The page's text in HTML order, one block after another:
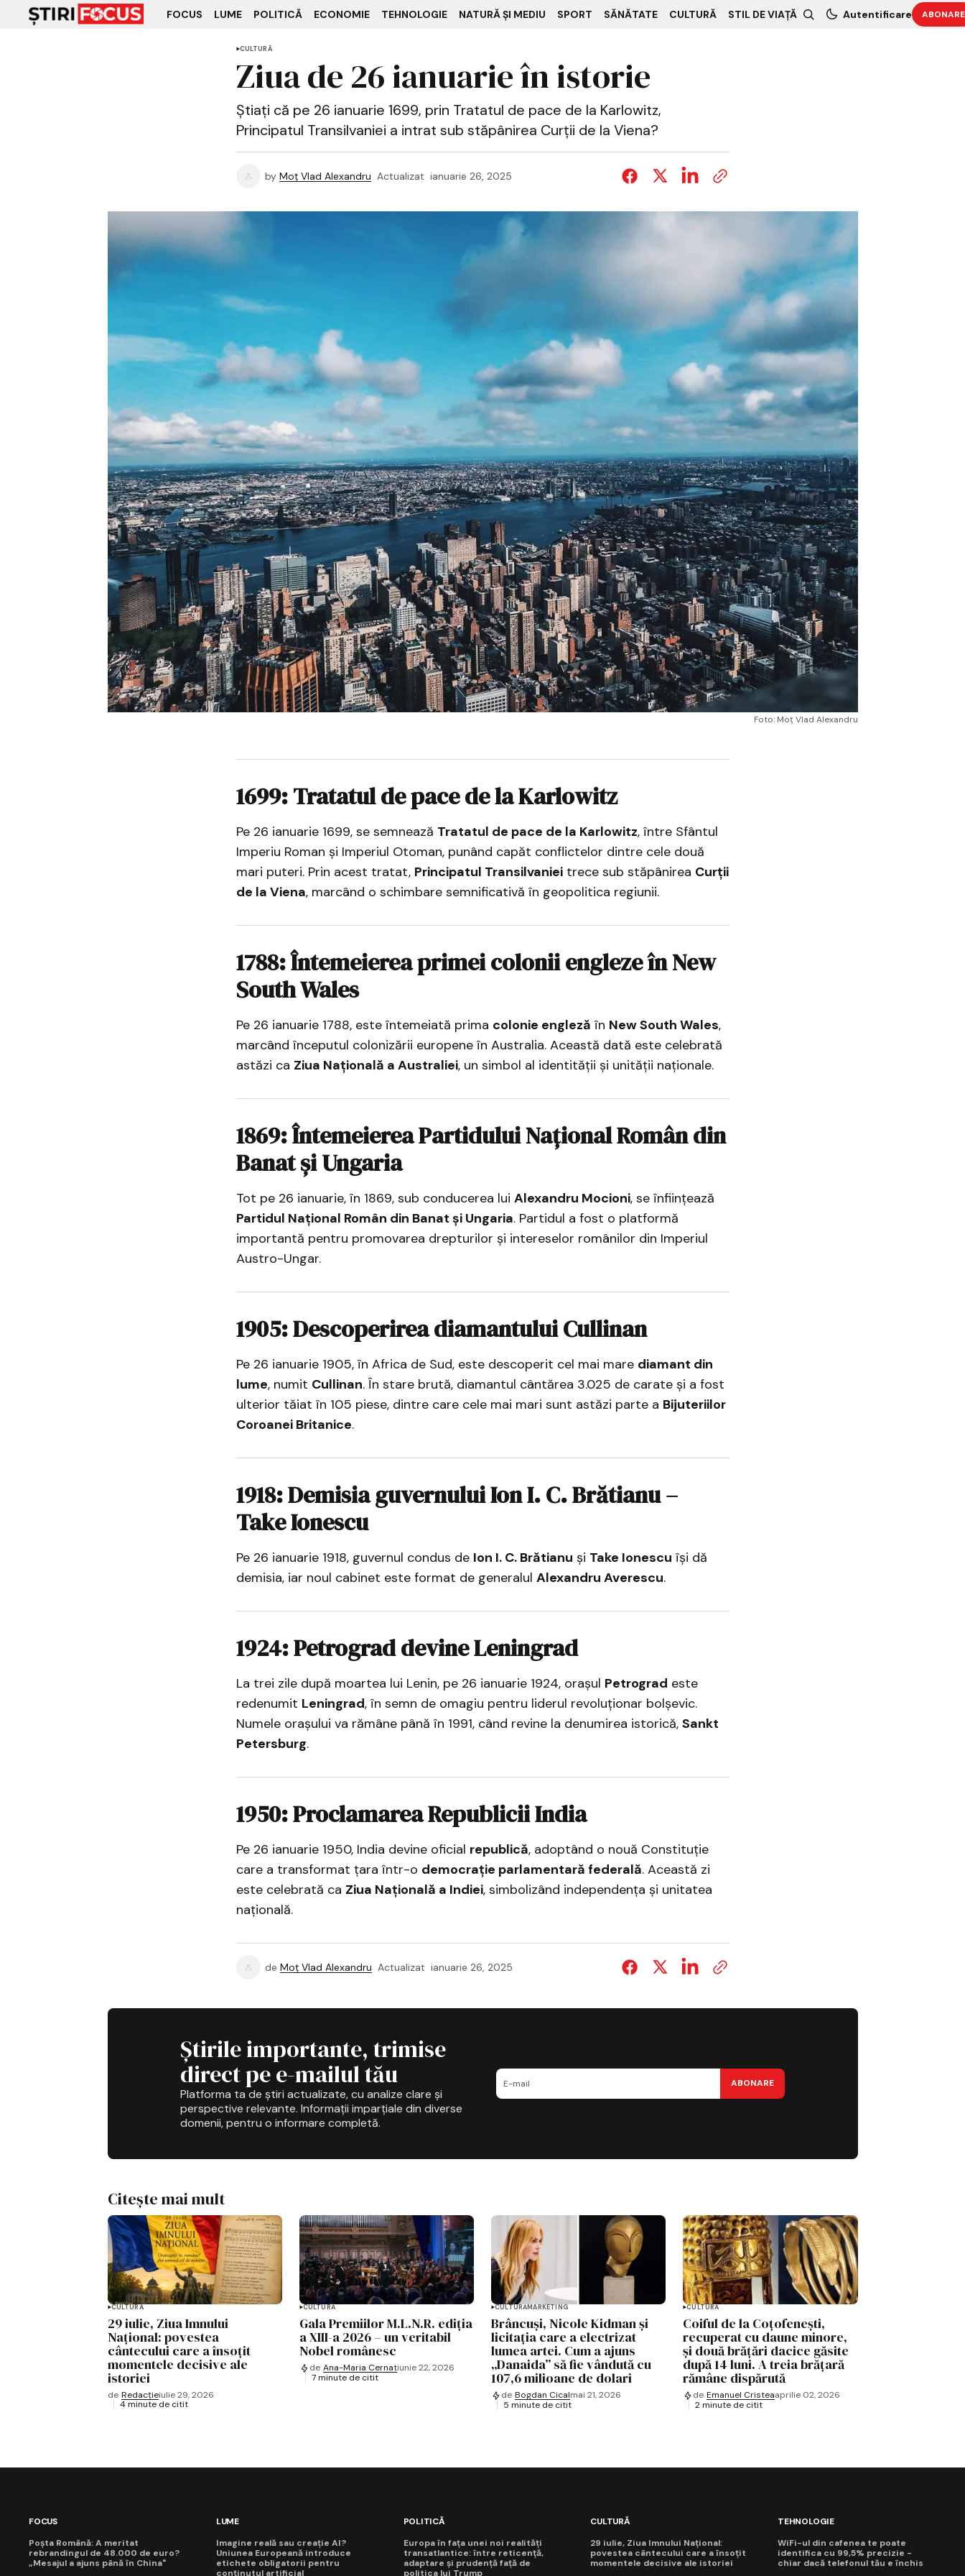
FOCUS LUME POLITICĂ ECONOMIE TEHNOLOGIE NATURĂ ȘI MEDIU SPORT SĂNĂTATE CULTURĂ STIL DE VIAȚĂ Autentificare ABONARE
CULTURĂ
Ziua de 26 ianuarie în istorie
Știați că pe 26 ianuarie 1699, prin Tratatul de pace de la Karlowitz,
Principatul Transilvaniei a intrat sub stăpânirea Curții de la Viena?
by Moț Vlad Alexandru Actualizat ianuarie 26, 2025
Foto: Moț Vlad Alexandru
1699: Tratatul de pace de la Karlowitz
Pe 26 ianuarie 1699, se semnează Tratatul de pace de la Karlowitz, între Sfântul
Imperiu Roman și Imperiul Otoman, punând capăt conflictelor dintre cele două
mari puteri. Prin acest tratat, Principatul Transilvanieitrece sub stăpânirea Curții
de la Viena, marcând o schimbare semnificativă în geopolitica regiunii.
1788: Întemeierea primei colonii engleze în New
South Wales
Pe 26 ianuarie 1788, este întemeiată prima colonie engleză în New South Wales,
marcând începutul colonizării europene în Australia. Această dată este celebrată
astăzi ca Ziua Națională a Australiei, un simbol al identității și unității naționale.
1869: Întemeierea Partidului Național Român din
Banat și Ungaria
Tot pe 26 ianuarie, în 1869, sub conducerea lui Alexandru Mocioni, se înființează
Partidul Național Român din Banat și Ungaria. Partidul a fost o platformă
importantă pentru promovarea drepturilor și intereselor românilor din Imperiul
Austro-Ungar.
1905: Descoperirea diamantului Cullinan
Pe 26 ianuarie 1905, în Africa de Sud, este descoperit cel mai mare diamant din
lume, numit Cullinan. În stare brută, diamantul cântărea 3.025 de carate și a fost
ulterior tăiat în 105 piese, dintre care cele mai mari sunt astăzi parte a Bijuteriilor
Coroanei Britanice.
1918: Demisia guvernului Ion I. C. Brătianu –
Take Ionescu
Pe 26 ianuarie 1918, guvernul condus de Ion I. C. Brătianu și Take Ionescu își dă
demisia, iar noul cabinet este format de generalul Alexandru Averescu.
1924: Petrograd devine Leningrad
La trei zile după moartea lui Lenin, pe 26 ianuarie 1924, orașul Petrograd este
redenumit Leningrad, în semn de omagiu pentru liderul revoluționar bolșevic.
Numele orașului va rămâne până în 1991, când revine la denumirea istorică, Sankt
Petersburg.
1950: Proclamarea Republicii India
Pe 26 ianuarie 1950, India devine oficial republică, adoptând o nouă Constituție
care a transformat țara într-o democrație parlamentară federală. Această zi
este celebrată ca Ziua Națională a Indiei, simbolizând independența și unitatea
națională.
de Moț Vlad Alexandru Actualizat ianuarie 26, 2025
Știrile importante, trimise
direct pe e-mailul tău
Platforma ta de știri actualizate, cu analize clare și
perspective relevante. Informații imparțiale din diverse
domenii, pentru o informare completă.
ABONARE
Citește mai mult
CULTURĂ
29 iulie, Ziua Imnului
Național: povestea
cântecului care a însoțit
momentele decisive ale
istoriei
de Redacțieiulie 29, 2026
4 minute de citit
CULTURĂ
Gala Premiilor M.L.N.R. ediția
a XIII-a 2026 – un veritabil
Nobel românesc
de Ana-Maria Cernatiunie 22, 2026
7 minute de citit
CULTURĂMARKETING
Brâncuși, Nicole Kidman și
licitația care a electrizat
lumea artei. Cum a ajuns
„Danaida” să fie vândută cu
107,6 milioane de dolari
de Bogdan Cicalmai 21, 2026
5 minute de citit
CULTURĂ
Coiful de la Coțofenești,
recuperat cu daune minore,
și două brățări dacice găsite
după 14 luni. A treia brățară
rămâne dispărută
de Emanuel Cristeaaprilie 02, 2026
2 minute de citit
FOCUS
Poșta Română: A meritat
rebrandingul de 48.000 de euro?
„Mesajul a ajuns până în China"
LUME
Imagine reală sau creație AI?
Uniunea Europeană introduce
etichete obligatorii pentru
conținutul artificial
POLITICĂ
Europa în fața unei noi realități
transatlantice: între reticență,
adaptare și prudență față de
politica lui Trump
CULTURĂ
29 iulie, Ziua Imnului Național:
povestea cântecului care a însoțit
momentele decisive ale istoriei
TEHNOLOGIE
WiFi-ul din cafenea te poate
identifica cu 99,5% precizie -
chiar dacă telefonul tău e închis